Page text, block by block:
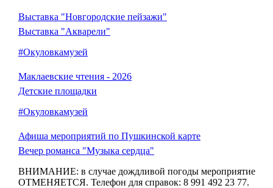
Выставка "Новгородские пейзажи"
Выставка "Акварели"
#Окуловкамузей
Маклаевские чтения - 2026
Детские площадки
#Окуловкамузей
Афиша мероприятий по Пушкинской карте
Вечер романса "Музыка сердца"
ВНИМАНИЕ: в случае дождливой погоды мероприятие
ОТМЕНЯЕТСЯ. Телефон для справок: 8 991 492 23 77.